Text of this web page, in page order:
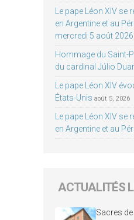
Le pape Léon XIV se
en Argentine et au
mercredi 5 août 2026
Hommage du Saint-
du cardinal Júlio
Le pape Léon XIV
États-Unis août 5, 2026
Le pape Léon XIV se
en Argentine et au
ACTUALITÉS
Sacres